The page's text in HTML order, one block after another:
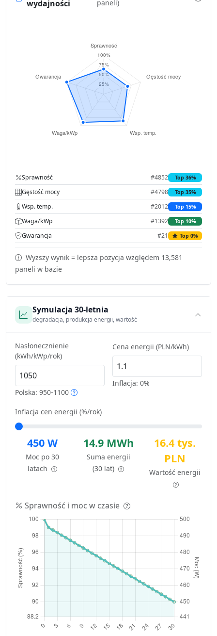
wydajności paneli)
Sprawność #4852 Top 36%
Gęstość mocy #4798 Top 35%
Wsp. temp. #2012 Top 15%
Waga/kWp #1392 Top 10%
Gwarancja #21 Top 0%
Wyższy wynik = lepsza pozycja względem 13,581
paneli w bazie
Symulacja 30-letnia
degradacja, produkcja energii, wartość
Nasłonecznienie
(kWh/kWp/rok)
Polska: 950-1100
Cena energii (PLN/kWh)
Inflacja: 0%
Inflacja cen energii (%/rok)
450 W
Moc po 30
latach
14.9 MWh
Suma energii
(30 lat)
16.4 tys.
PLN
Wartość energii
Sprawność i moc w czasie